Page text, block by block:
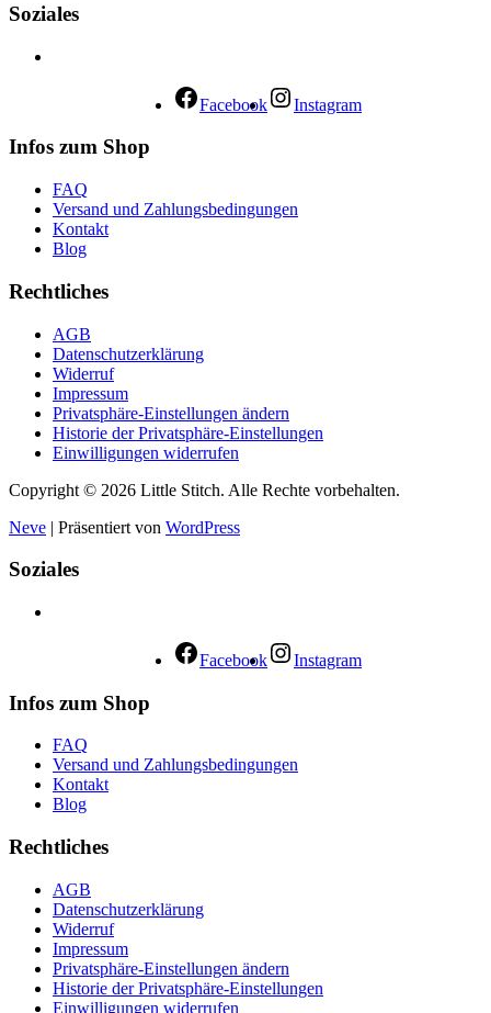
Soziales
Facebook Instagram
Infos zum Shop
FAQ
Versand und Zahlungsbedingungen
Kontakt
Blog
Rechtliches
AGB
Datenschutzerklärung
Widerruf
Impressum
Privatsphäre-Einstellungen ändern
Historie der Privatsphäre-Einstellungen
Einwilligungen widerrufen
Copyright © 2026 Little Stitch. Alle Rechte vorbehalten.
Neve | Präsentiert von WordPress
Soziales
Facebook Instagram
Infos zum Shop
FAQ
Versand und Zahlungsbedingungen
Kontakt
Blog
Rechtliches
AGB
Datenschutzerklärung
Widerruf
Impressum
Privatsphäre-Einstellungen ändern
Historie der Privatsphäre-Einstellungen
Einwilligungen widerrufen